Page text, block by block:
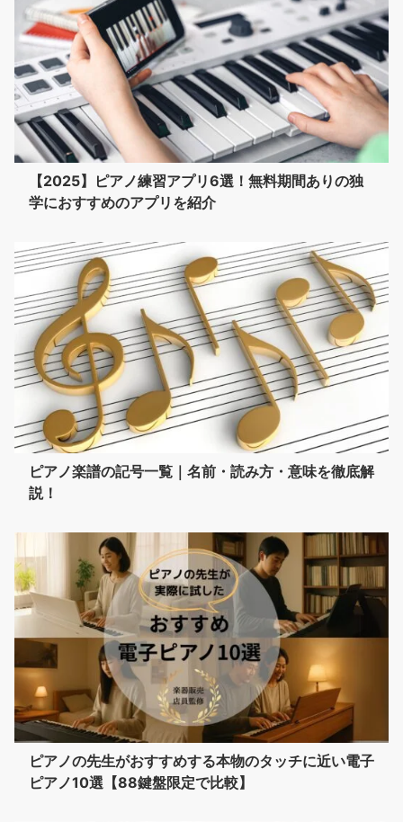
【2025】ピアノ練習アプリ6選！無料期間ありの独
学におすすめのアプリを紹介
ピアノ楽譜の記号一覧｜名前・読み方・意味を徹底解
説！
ピアノの先生がおすすめする本物のタッチに近い電子
ピアノ10選【88鍵盤限定で比較】